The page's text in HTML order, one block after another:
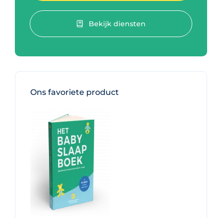
Bekijk diensten
Ons favoriete product